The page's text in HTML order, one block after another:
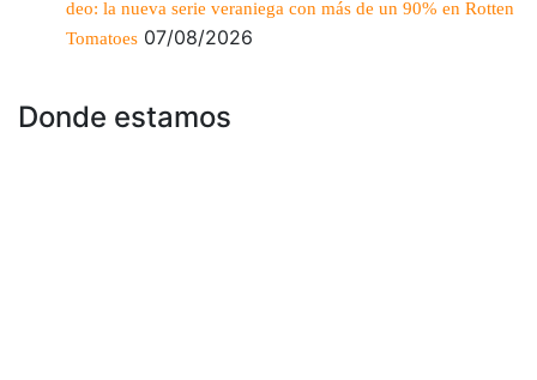
deo: la nueva serie veraniega con más de un 90% en Rotten
Tomatoes 07/08/2026
Donde estamos